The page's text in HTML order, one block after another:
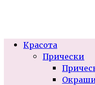
Красота
Прически